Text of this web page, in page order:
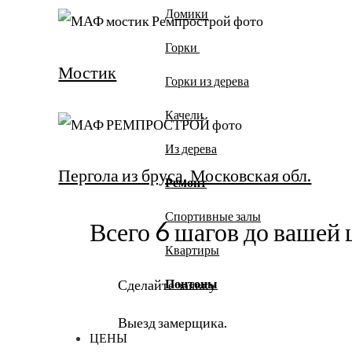
Домики
Горки
Горки из дерева
Качели
Из дерева
Ремонт
Спортивные залы
Квартиры
Понтоны
ЦЕНЫ
Мостик
Пергола из бруса. Московская обл.
Всего 6 шагов до вашей
Сделайте заявку
Выезд замерщика.